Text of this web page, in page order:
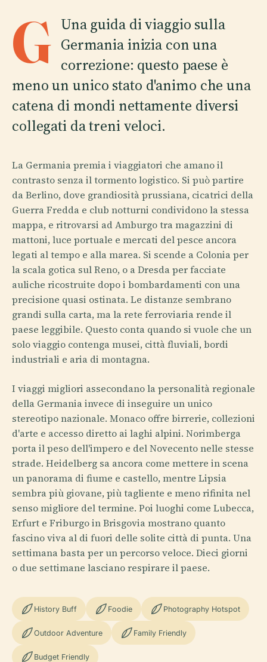
G Una guida di viaggio sulla
Germania inizia con una
correzione: questo paese è
meno un unico stato d'animo che una
catena di mondi nettamente diversi
collegati da treni veloci.
La Germania premia i viaggiatori che amano il
contrasto senza il tormento logistico. Si può partire
da Berlino, dove grandiosità prussiana, cicatrici della
Guerra Fredda e club notturni condividono la stessa
mappa, e ritrovarsi ad Amburgo tra magazzini di
mattoni, luce portuale e mercati del pesce ancora
legati al tempo e alla marea. Si scende a Colonia per
la scala gotica sul Reno, o a Dresda per facciate
auliche ricostruite dopo i bombardamenti con una
precisione quasi ostinata. Le distanze sembrano
grandi sulla carta, ma la rete ferroviaria rende il
paese leggibile. Questo conta quando si vuole che un
solo viaggio contenga musei, città fluviali, bordi
industriali e aria di montagna.
I viaggi migliori assecondano la personalità regionale
della Germania invece di inseguire un unico
stereotipo nazionale. Monaco offre birrerie, collezioni
d'arte e accesso diretto ai laghi alpini. Norimberga
porta il peso dell'impero e del Novecento nelle stesse
strade. Heidelberg sa ancora come mettere in scena
un panorama di fiume e castello, mentre Lipsia
sembra più giovane, più tagliente e meno rifinita nel
senso migliore del termine. Poi luoghi come Lubecca,
Erfurt e Friburgo in Brisgovia mostrano quanto
fascino viva al di fuori delle solite città di punta. Una
settimana basta per un percorso veloce. Dieci giorni
o due settimane lasciano respirare il paese.
History Buff Foodie Photography Hotspot
Outdoor Adventure Family Friendly
Budget Friendly